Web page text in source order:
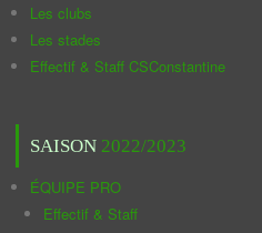
Les clubs
Les stades
Effectif & Staff CSConstantine
SAISON 2022/2023
ÉQUIPE PRO
Effectif & Staff